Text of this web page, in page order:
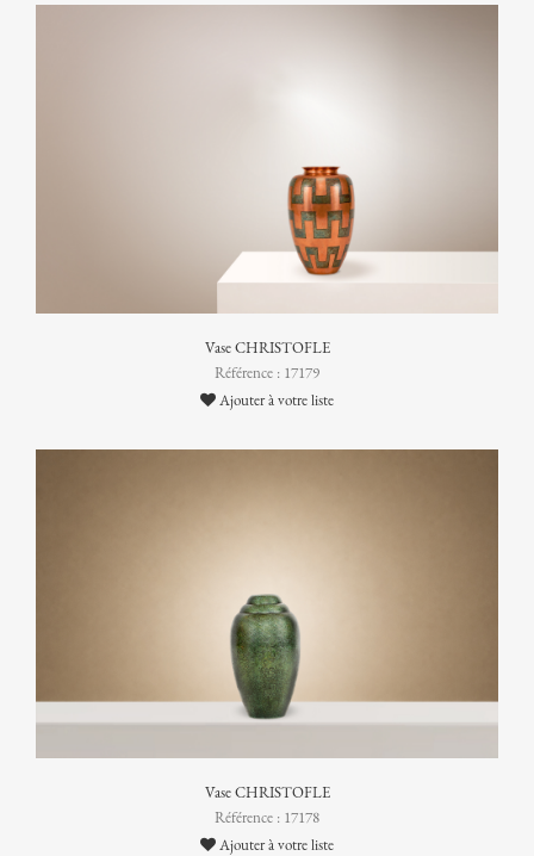
Vase CHRISTOFLE
Référence : 17179
Ajouter à votre liste
Vase CHRISTOFLE
Référence : 17178
Ajouter à votre liste